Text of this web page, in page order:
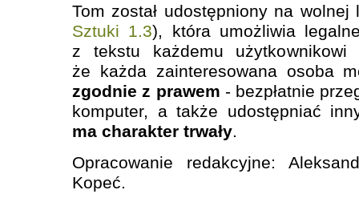
Tom został udostępniony na wolnej
Sztuki 1.3), która umożliwia
z tekstu każdemu użytkownikowi
że każda zainteresowana osoba
zgodnie z prawem ‑ bezpłatnie
komputer, a także udostępniać
ma charakter trwały.
Opracowanie redakcyjne:
Kopeć.